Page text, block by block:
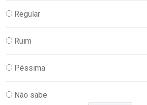
Regular
Ruim
Péssima
Não sabe